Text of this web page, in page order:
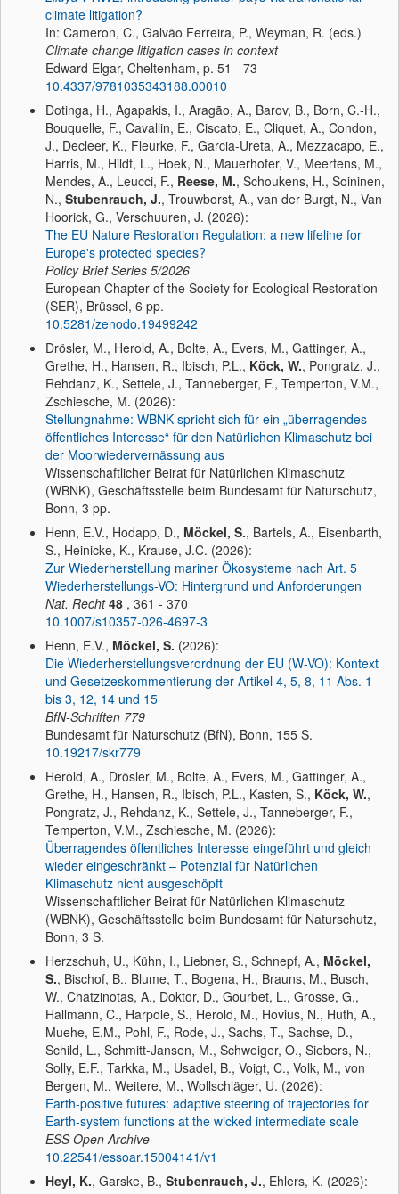
climate litigation?
In: Cameron, C., Galvão Ferreira, P., Weyman, R. (eds.)
Climate change litigation cases in context
Edward Elgar, Cheltenham, p. 51 - 73
10.4337/9781035343188.00010
Dotinga, H., Agapakis, I., Aragão, A., Barov, B., Born, C.-H.,
Bouquelle, F., Cavallin, E., Ciscato, E., Cliquet, A., Condon,
J., Decleer, K., Fleurke, F., Garcia-Ureta, A., Mezzacapo, E.,
Harris, M., Hildt, L., Hoek, N., Mauerhofer, V., Meertens, M.,
Mendes, A., Leucci, F., Reese, M., Schoukens, H., Soininen,
N., Stubenrauch, J., Trouwborst, A., van der Burgt, N., Van
Hoorick, G., Verschuuren, J. (2026):
The EU Nature Restoration Regulation: a new lifeline for
Europe's protected species?
Policy Brief Series 5/2026
European Chapter of the Society for Ecological Restoration
(SER), Brüssel, 6 pp.
10.5281/zenodo.19499242
Drösler, M., Herold, A., Bolte, A., Evers, M., Gattinger, A.,
Grethe, H., Hansen, R., Ibisch, P.L., Köck, W., Pongratz, J.,
Rehdanz, K., Settele, J., Tanneberger, F., Temperton, V.M.,
Zschiesche, M. (2026):
Stellungnahme: WBNK spricht sich für ein „überragendes
öffentliches Interesse“ für den Natürlichen Klimaschutz bei
der Moorwiedervernässung aus
Wissenschaftlicher Beirat für Natürlichen Klimaschutz
(WBNK), Geschäftsstelle beim Bundesamt für Naturschutz,
Bonn, 3 pp.
Henn, E.V., Hodapp, D., Möckel, S., Bartels, A., Eisenbarth,
S., Heinicke, K., Krause, J.C. (2026):
Zur Wiederherstellung mariner Ökosysteme nach Art. 5
Wiederherstellungs-VO: Hintergrund und Anforderungen
Nat. Recht 48 , 361 - 370
10.1007/s10357-026-4697-3
Henn, E.V., Möckel, S. (2026):
Die Wiederherstellungsverordnung der EU (W-VO): Kontext
und Gesetzeskommentierung der Artikel 4, 5, 8, 11 Abs. 1
bis 3, 12, 14 und 15
BfN-Schriften 779
Bundesamt für Naturschutz (BfN), Bonn, 155 S.
10.19217/skr779
Herold, A., Drösler, M., Bolte, A., Evers, M., Gattinger, A.,
Grethe, H., Hansen, R., Ibisch, P.L., Kasten, S., Köck, W.,
Pongratz, J., Rehdanz, K., Settele, J., Tanneberger, F.,
Temperton, V.M., Zschiesche, M. (2026):
Überragendes öffentliches Interesse eingeführt und gleich
wieder eingeschränkt – Potenzial für Natürlichen
Klimaschutz nicht ausgeschöpft
Wissenschaftlicher Beirat für Natürlichen Klimaschutz
(WBNK), Geschäftsstelle beim Bundesamt für Naturschutz,
Bonn, 3 S.
Herzschuh, U., Kühn, I., Liebner, S., Schnepf, A., Möckel,
S., Bischof, B., Blume, T., Bogena, H., Brauns, M., Busch,
W., Chatzinotas, A., Doktor, D., Gourbet, L., Grosse, G.,
Hallmann, C., Harpole, S., Herold, M., Hovius, N., Huth, A.,
Muehe, E.M., Pohl, F., Rode, J., Sachs, T., Sachse, D.,
Schild, L., Schmitt-Jansen, M., Schweiger, O., Siebers, N.,
Solly, E.F., Tarkka, M., Usadel, B., Voigt, C., Volk, M., von
Bergen, M., Weitere, M., Wollschläger, U. (2026):
Earth-positive futures: adaptive steering of trajectories for
Earth-system functions at the wicked intermediate scale
ESS Open Archive
10.22541/essoar.15004141/v1
Heyl, K., Garske, B., Stubenrauch, J., Ehlers, K. (2026):